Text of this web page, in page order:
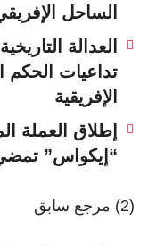
الساحل
العدالة
تداعيات الحكم
الإفريقية
“إيكواس”
(2) مرجع سابق